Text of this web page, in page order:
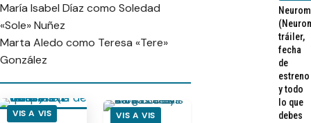
María Isabel Díaz como Soledad
«Sole» Nuñez
Marta Aledo como Teresa «Tere»
González
VIS A VIS VIS A VIS
tráiler,
fecha
de
estreno
y todo
lo que
debes